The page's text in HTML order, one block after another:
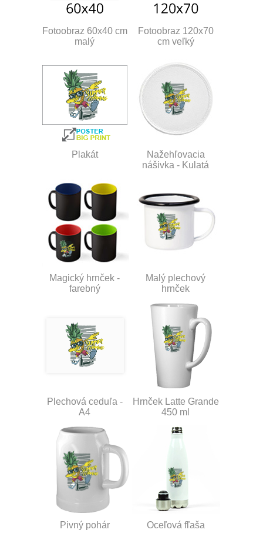
Fotoobraz 60x40 cm
malý
Fotoobraz 120x70
cm veľký
Plakát
Nažehľovacia
nášivka - Kulatá
Magický hrnček -
farebný
Malý plechový
hrnček
Plechová ceduľa -
A4
Hrnček Latte Grande
450 ml
Pivný pohár Oceľová fľaša